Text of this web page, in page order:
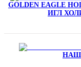
GOLDEN EAGLE
ИГЛ